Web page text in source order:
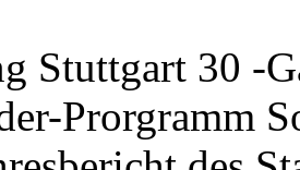
Stuttgart 30 -
Prorgramm